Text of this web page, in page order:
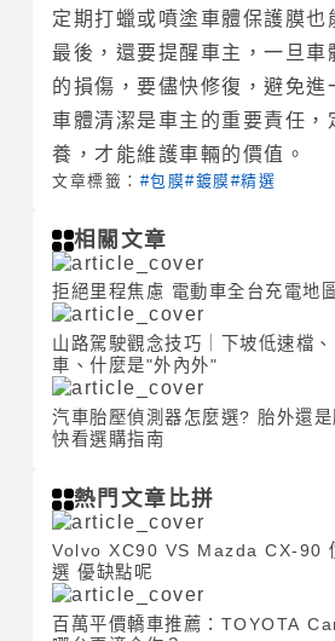
定期打蠟或噴塗車體保護膜也
最後，還要提醒車主，一旦車
的損傷，要儘快修復，避免進
車體清潔是車主的重要責任，
養，才能維護車輛的價值。
文章標籤： #包膜#鍍膜#精選
相關文章
拒絕里程焦慮 電動車全台充電地
山路駕駛觀念技巧｜下坡低速檔
車、什麼是"外內外"
汽車胎壓偵測器怎麼選? 胎外還
快看選購指南
熱門文章比拼
Volvo XC90 VS Mazda CX-90
選 優缺點呢
百萬平價轎車推薦：TOYOTA